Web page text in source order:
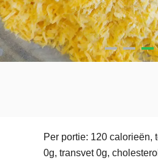
Per portie: 120 calorieën,
0g, transvet 0g,